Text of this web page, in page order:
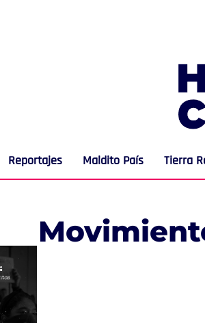
Reportajes Maldito País Tierra